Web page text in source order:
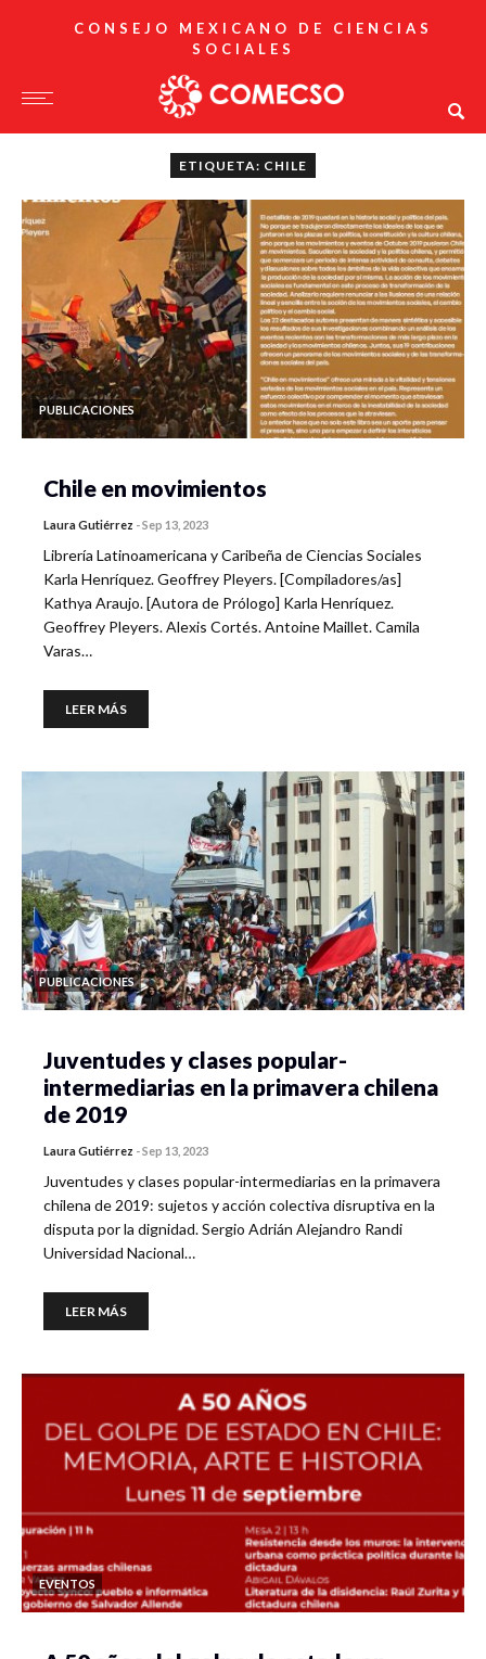
CONSEJO MEXICANO DE CIENCIAS
SOCIALES
ETIQUETA: CHILE
PUBLICACIONES
Chile en movimientos
Laura Gutiérrez -Sep 13, 2023
Librería Latinoamericana y Caribeña de Ciencias Sociales
Karla Henríquez. Geoffrey Pleyers. [Compiladores/as]
Kathya Araujo. [Autora de Prólogo] Karla Henríquez.
Geoffrey Pleyers. Alexis Cortés. Antoine Maillet. Camila
Varas…
LEER MÁS
PUBLICACIONES
Juventudes y clases popular-
intermediarias en la primavera chilena
de 2019
Laura Gutiérrez -Sep 13, 2023
Juventudes y clases popular-intermediarias en la primavera
chilena de 2019: sujetos y acción colectiva disruptiva en la
disputa por la dignidad. Sergio Adrián Alejandro Randi
Universidad Nacional…
LEER MÁS
EVENTOS